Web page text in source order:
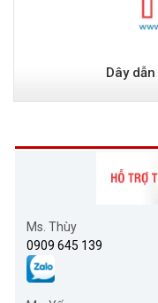
Dây
Ms. Thùy
0909 645 139